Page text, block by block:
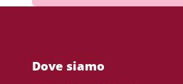
Dove siamo